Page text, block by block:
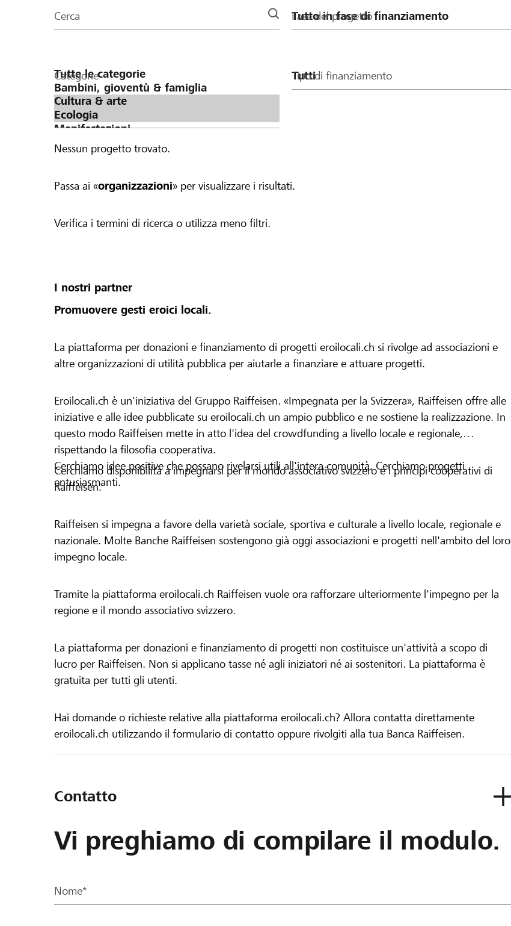
della
Cerca Fase del progetto
Categorie Tipo di finanziamento
Nessun progetto trovato.
Passa ai «organizzazioni» per visualizzare i risultati.
Verifica i termini di ricerca o utilizza meno filtri.
I nostri partner
Promuovere gesti eroici locali.
La piattaforma per donazioni e finanziamento di progetti eroilocali.ch si rivolge ad associazioni e
altre organizzazioni di utilità pubblica per aiutarle a finanziare e attuare progetti.
Eroilocali.ch è un'iniziativa del Gruppo Raiffeisen. «Impegnata per la Svizzera», Raiffeisen offre alle
iniziative e alle idee pubblicate su eroilocali.ch un ampio pubblico e ne sostiene la realizzazione. In
questo modo Raiffeisen mette in atto l'idea del crowdfunding a livello locale e regionale,
rispettando la filosofia cooperativa.
Cerchiamo idee positive che possano rivelarsi utili all'intera comunità. Cerchiamo progetti
entusiasmanti.
Cerchiamo disponibilità a impegnarsi per il mondo associativo svizzero e i principi cooperativi di
Raiffeisen.
Raiffeisen si impegna a favore della varietà sociale, sportiva e culturale a livello locale, regionale e
nazionale. Molte Banche Raiffeisen sostengono già oggi associazioni e progetti nell'ambito del loro
impegno locale.
Tramite la piattaforma eroilocali.ch Raiffeisen vuole ora rafforzare ulteriormente l'impegno per la
regione e il mondo associativo svizzero.
La piattaforma per donazioni e finanziamento di progetti non costituisce un'attività a scopo di
lucro per Raiffeisen. Non si applicano tasse né agli iniziatori né ai sostenitori. La piattaforma è
gratuita per tutti gli utenti.
Hai domande o richieste relative alla piattaforma eroilocali.ch? Allora contatta direttamente
eroilocali.ch utilizzando il formulario di contatto oppure rivolgiti alla tua Banca Raiffeisen.
Contatto
Vi preghiamo di compilare il modulo.
Nome*